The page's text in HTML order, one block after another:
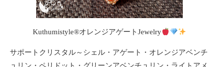
Kuthumistyle®️オレンジアゲートJewelry
サポートクリスタル～シェル・アゲート・オレンジアベンチ